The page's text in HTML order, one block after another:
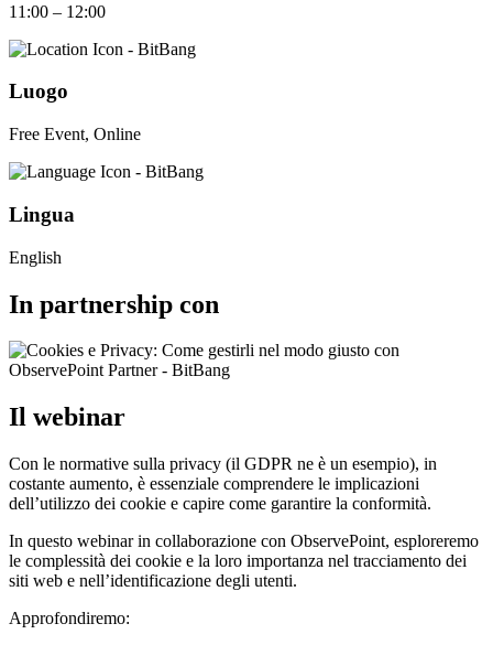
11:00 – 12:00
Luogo
Free Event, Online
Lingua
English
In partnership con
Il webinar
Con le normative sulla privacy (il GDPR ne è un esempio), in
costante aumento, è essenziale comprendere le implicazioni
dell’utilizzo dei cookie e capire come garantire la conformità.
In questo webinar in collaborazione con ObservePoint, esploreremo
le complessità dei cookie e la loro importanza nel tracciamento dei
siti web e nell’identificazione degli utenti.
Approfondiremo: